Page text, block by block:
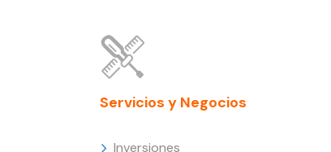
Servicios y Negocios
Inversiones